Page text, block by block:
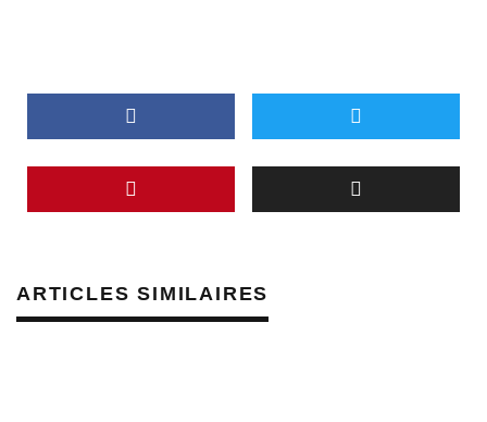
ARTICLES SIMILAIRES